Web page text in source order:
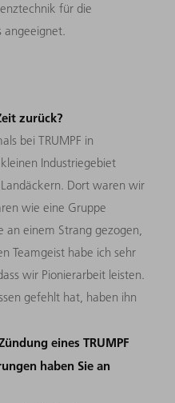
für die
angeeignet.
zurück?
bei TRUMPF in
Industriegebiet
Dort waren wir
wie eine Gruppe
an einem Strang gezogen,
Teamgeist habe ich sehr
wir Pionierarbeit leisten.
gefehlt hat, haben ihn
eines TRUMPF
haben Sie an